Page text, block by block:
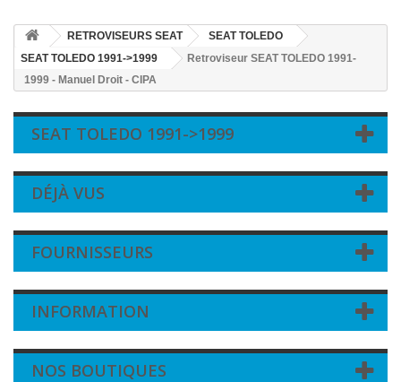
RETROVISEURS SEAT
SEAT TOLEDO
SEAT TOLEDO 1991->1999
Retroviseur SEAT TOLEDO 1991-
1999 - Manuel Droit - CIPA
SEAT TOLEDO 1991->1999
DÉJÀ VUS
FOURNISSEURS
INFORMATION
NOS BOUTIQUES